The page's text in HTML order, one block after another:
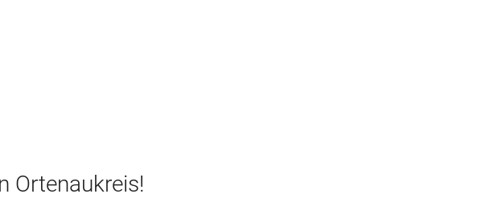
Ortenaukreis!